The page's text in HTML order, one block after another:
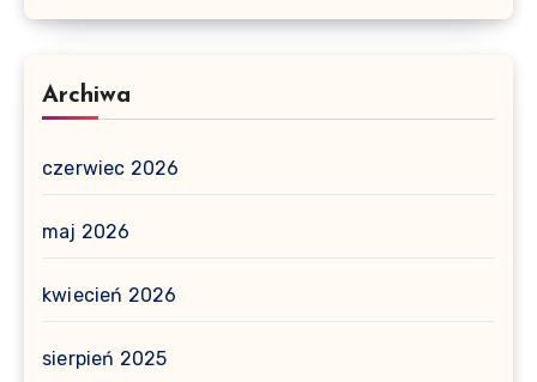
Archiwa
czerwiec 2026
maj 2026
kwiecień 2026
sierpień 2025